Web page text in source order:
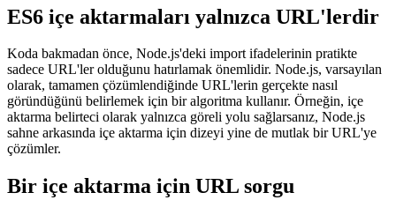
Görünüşe göre, bu tamamen mümkün!
ES6 içe aktarmaları yalnızca URL'lerdir
Koda bakmadan önce, Node.js'deki import ifadelerinin pratikte
sadece URL'ler olduğunu hatırlamak önemlidir. Node.js, varsayılan
olarak, tamamen çözümlendiğinde URL'lerin gerçekte nasıl
göründüğünü belirlemek için bir algoritma kullanır. Örneğin, içe
aktarma belirteci olarak yalnızca göreli yolu sağlarsanız, Node.js
sahne arkasında içe aktarma için dizeyi yine de mutlak bir URL'ye
çözümler.